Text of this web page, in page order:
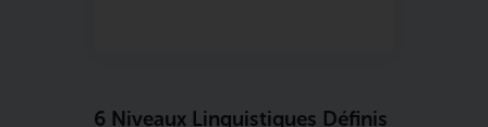
6 Niveaux Linguistiques Définis